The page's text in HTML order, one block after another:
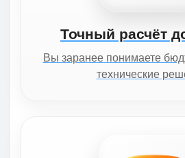
Точный расчёт
Вы заранее понимаете
технические